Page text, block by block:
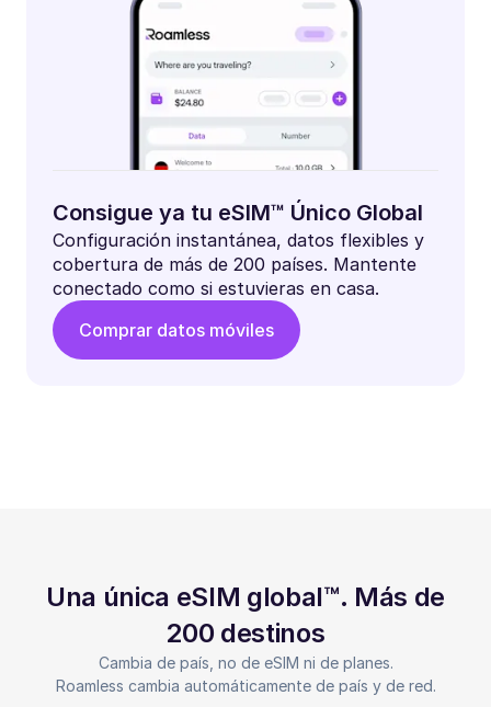
Consigue ya tu eSIM™ Único Global
Configuración instantánea, datos flexibles y
cobertura de más de 200 países. Mantente
conectado como si estuvieras en casa.
Comprar datos móviles
Una única eSIM global™. Más de
200 destinos
Cambia de país, no de eSIM ni de planes.
Roamless cambia automáticamente de país y de red.